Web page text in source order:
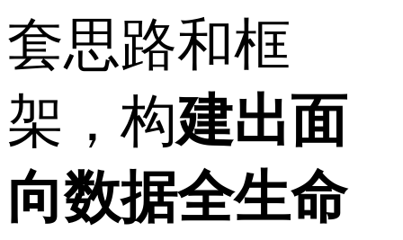
套思路和框
架，构建出面
向数据全生命